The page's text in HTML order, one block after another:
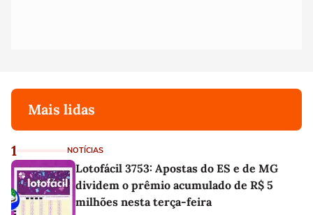
Mais lidas
1 NOTÍCIAS
Lotofácil 3753: Apostas do ES e de MG
dividem o prêmio acumulado de R$ 5
milhões nesta terça-feira